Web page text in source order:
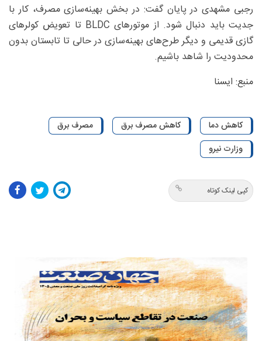
رجبی مشهدی در پایان گفت: در بخش بهینه‌سازی مصرف، کار با
جدیت باید دنبال شود. از موتورهای BLDC تا تعویض کولرهای
گازی قدیمی و دیگر طرح‌های بهینه‌سازی در حالی تا تابستان بدون
محدودیت را شاهد باشیم.
منبع: ایسنا
کاهش دما کاهش مصرف برق
مصرف برق
وزارت نیرو
کپی لینک کوتاه